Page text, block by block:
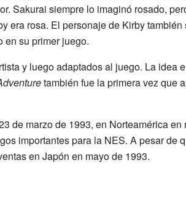
Sakurai siempre lo imaginó rosado,
era rosa. El personaje de Kirby
en su primer juego.
y luego adaptados al juego. La idea
también fue la primera vez que
de marzo de 1993, en Norteamérica
importantes para la NES. A pesar de
en Japón en mayo de 1993.